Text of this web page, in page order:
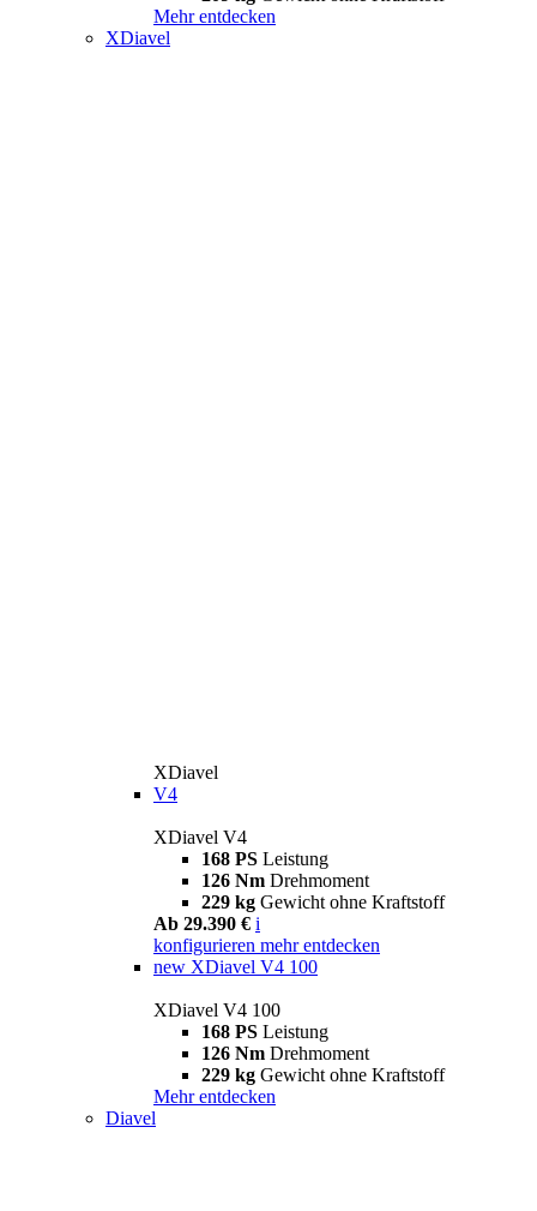
Mehr entdecken
XDiavel
XDiavel
V4
XDiavel V4
168 PS Leistung
126 Nm Drehmoment
229 kg Gewicht ohne Kraftstoff
Ab 29.390 € i
konfigurieren mehr entdecken
new XDiavel V4 100
XDiavel V4 100
168 PS Leistung
126 Nm Drehmoment
229 kg Gewicht ohne Kraftstoff
Mehr entdecken
Diavel